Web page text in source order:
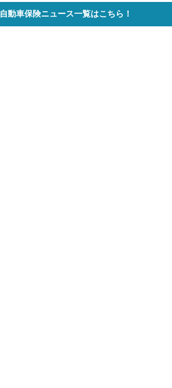
自動車保険ニュース一覧はこちら！